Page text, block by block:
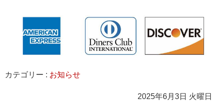
カテゴリー : お知らせ
2025年6月3日 火曜日